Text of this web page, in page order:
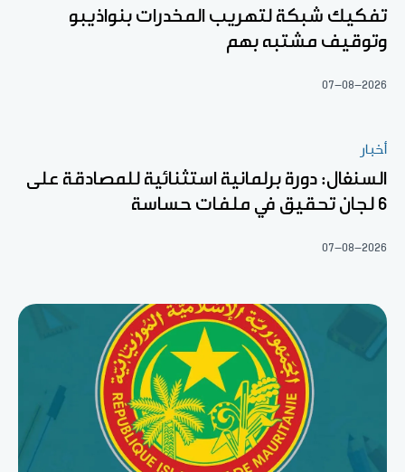
تفكيك شبكة لتهريب المخدرات بنواذيبو
وتوقيف مشتبه بهم
07-08-2026
أخبار
السنغال: دورة برلمانية استثنائية للمصادقة على
6 لجان تحقيق في ملفات حساسة
07-08-2026